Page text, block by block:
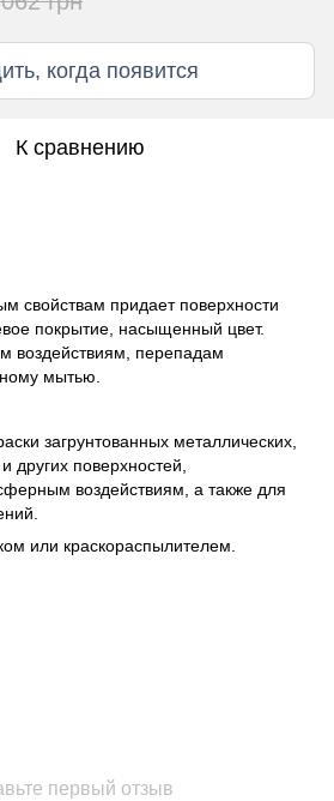
когда появится
К сравнению
свойствам придает поверхности
покрытие, насыщенный цвет.
воздействиям, перепадам
мытью.
загрунтованных металлических,
других поверхностей,
воздействиям, а также для
или краскораспылителем.
первый отзыв